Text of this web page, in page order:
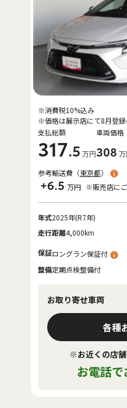
支払総額
317.5 万円
車両価格
308 万
※消費税10%込み
※価格は展示店にて8月登
参考輸送費（東京都）
+6.5 万円 ※販売店に
年式2025年(R7年)
走行距離4,000km
保証ロングラン保証付
整備定期点検整備付
お取り寄せ車両
各種
※お近くの店
お電話